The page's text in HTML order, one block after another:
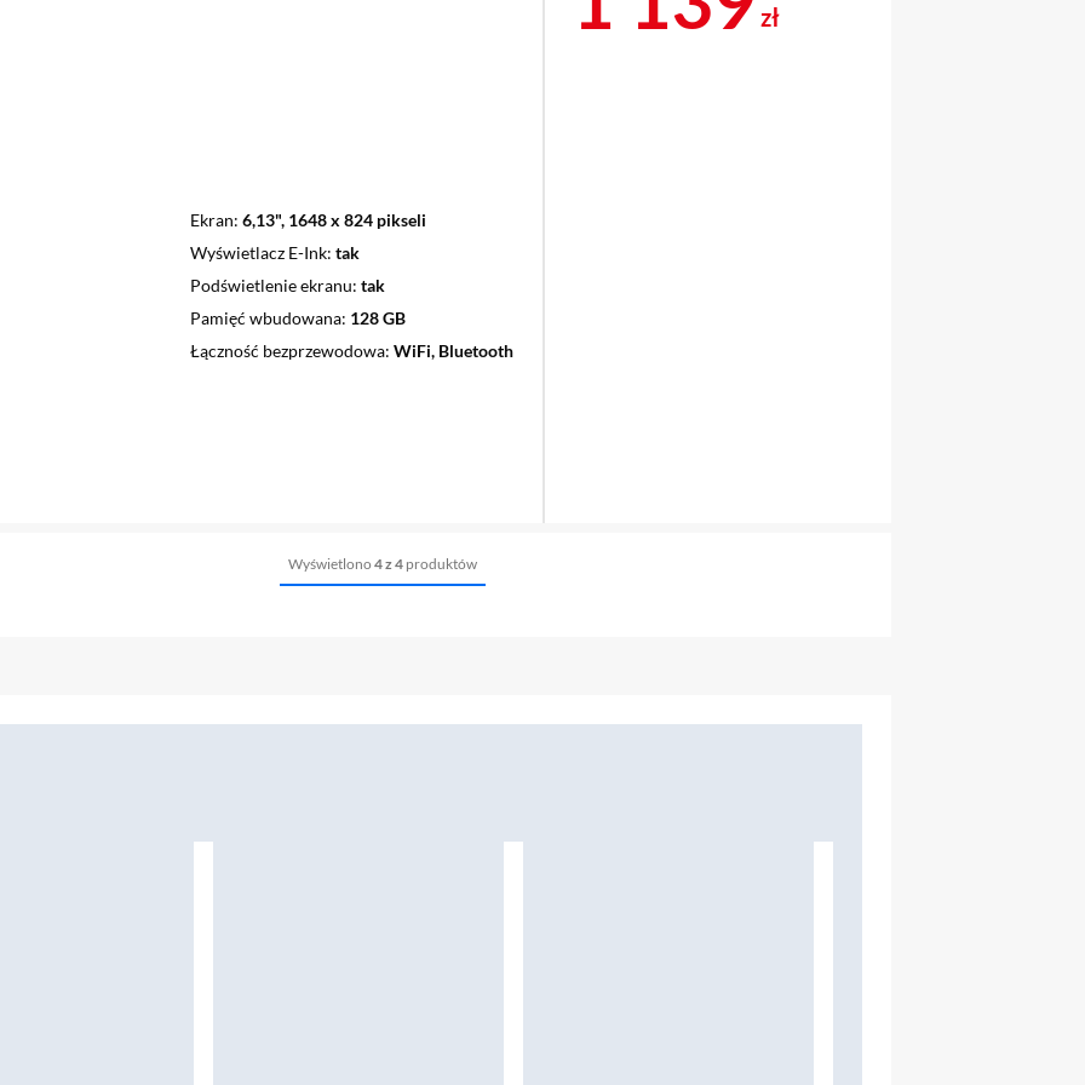
Ekran 6,13", 1648 x 824 pikseli
Wyświetlacz E-Ink tak
Podświetlenie ekranu tak
Pamięć wbudowana 128 GB
Łączność bezprzewodowa WiFi, Bluetooth
zł
Wyświetlono 4 z 4 produktów